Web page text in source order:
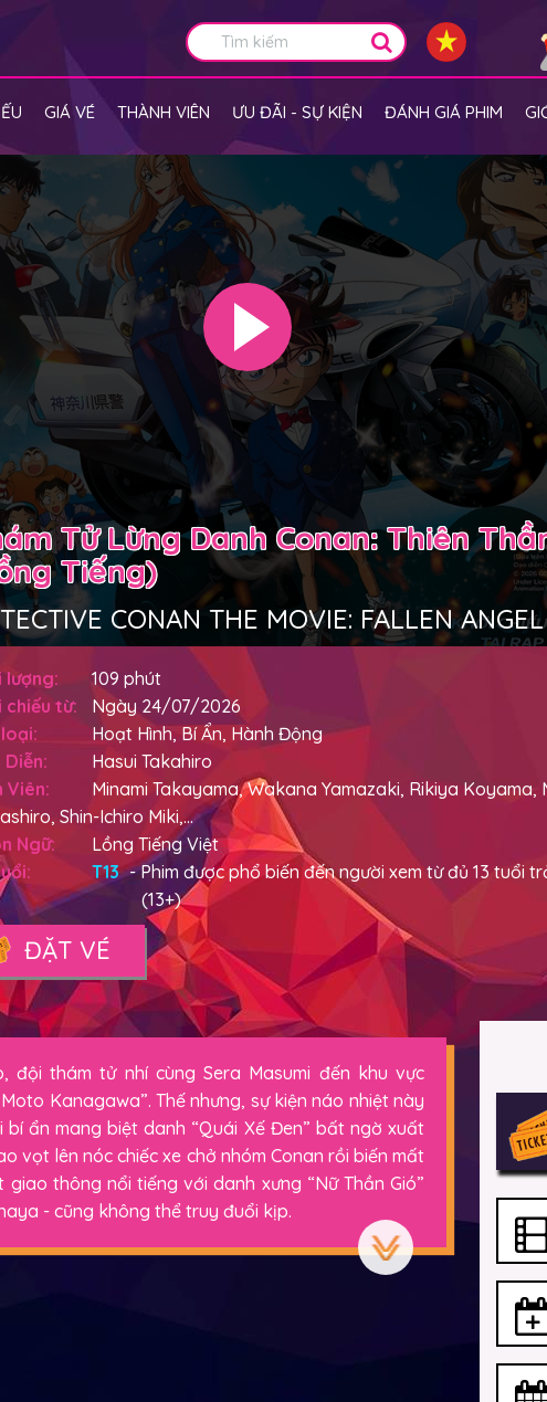
GIÁ VÉ THÀNH VIÊN ƯU ĐÃI - SỰ KIỆN ĐÁNH GIÁ PHIM
Tử Lừng Danh Conan: Thiên
Tiếng)
CONAN THE MOVIE: FALLEN
lượng:
109 phút
chiếu từ:
Ngày 24/07/2026
Hoạt Hình, Bí Ẩn, Hành Động
Hasui Takahiro
Viên:
Minami Takayama, Wakana Yamazaki, Rikiya Koyama,
Shin-Ichiro Miki,...
Ngữ:
Lồng Tiếng Việt
T13 - Phim được phổ biến đến người xem từ đủ 13 tuổi
(13+)
ĐẶT VÉ
đội thám tử nhí cùng Sera Masumi đến khu vực
Kanagawa”. Thế nhưng, sự kiện náo nhiệt này
ẩn mang biệt danh “Quái Xế Đen” bất ngờ xuất
vọt lên nóc chiếc xe chở nhóm Conan rồi biến mất
thông nổi tiếng với danh xưng “Nữ Thần Gió”
- cũng không thể truy đuổi kịp.
tại hội trường lễ hội lại diễn ra màn ra mắt mẫu
Điều đáng ngờ là chiếc xe của “Quái Xế Đen”
Bỗng dưng, nữ cảnh sát Chihaya chợt nhớ về
em trai quá cố Hagiwara Kenji và người bạn
tính thực sự của kẻ cầm lái và mục đích đằng
Conan và nữ cảnh sát Chihaya vào một cuộc